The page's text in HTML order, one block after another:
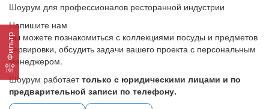
Фильтр
Шоурум для профессионалов ресторанной индустрии
Напишите нам
Вы можете познакомиться с коллекциями посуды и предметов
сервировки, обсудить задачи вашего проекта с персональным
менеджером.
Шоурум работаеттолько с юридическими лицами и по
предварительной записи по телефону.